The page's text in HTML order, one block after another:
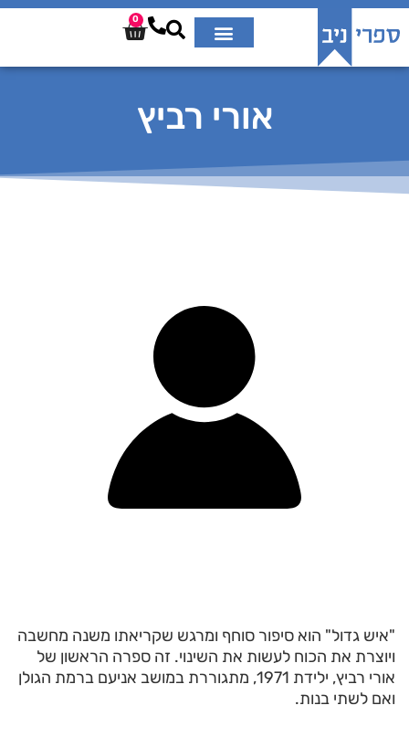
0
אורי רביץ
"איש גדול" הוא סיפור סוחף ומרגש שקריאתו משנה מחשבה
ויוצרת את הכוח לעשות את השינוי. זה ספרה הראשון של
אורי רביץ, ילידת 1971, מתגוררת במושב אניעם ברמת הגולן
ואם לשתי בנות.